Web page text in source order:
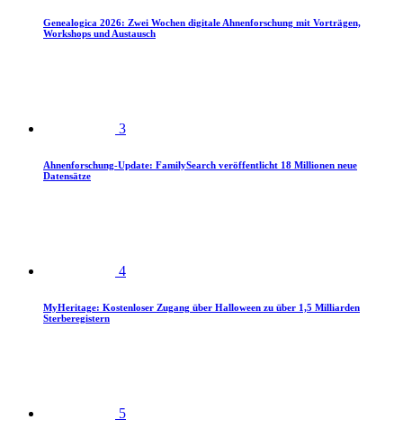
Genealogica 2026: Zwei Wochen digitale Ahnenforschung mit Vorträgen,
Workshops und Austausch
3
Ahnenforschung-Update: FamilySearch veröffentlicht 18 Millionen neue
Datensätze
4
MyHeritage: Kostenloser Zugang über Halloween zu über 1,5 Milliarden
Sterberegistern
5